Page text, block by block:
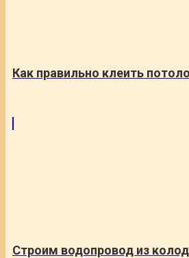
Как правильно клеить
Строим водопровод из